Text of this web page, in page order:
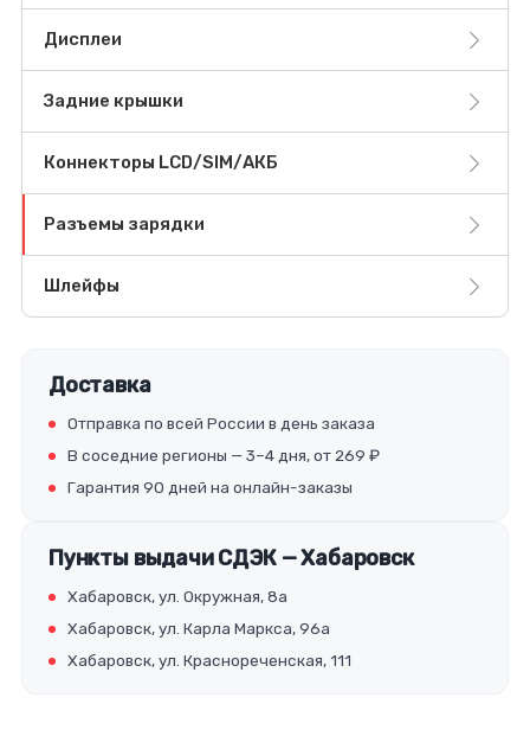
Дисплеи
Задние крышки
Коннекторы LCD/SIM/АКБ
Разъемы зарядки
Шлейфы
Доставка
Отправка по всей России в день заказа
В соседние регионы — 3–4 дня, от 269 ₽
Гарантия 90 дней на онлайн-заказы
Пункты выдачи СДЭК — Хабаровск
Хабаровск, ул. Окружная, 8а
Хабаровск, ул. Карла Маркса, 96а
Хабаровск, ул. Краснореченская, 111